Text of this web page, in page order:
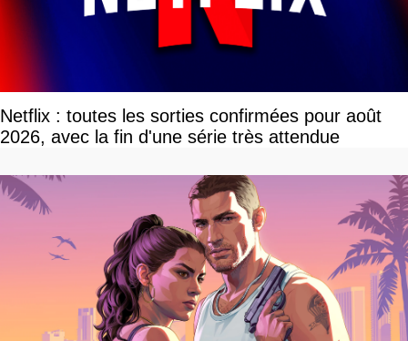
Netflix : toutes les sorties confirmées pour août
2026, avec la fin d'une série très attendue